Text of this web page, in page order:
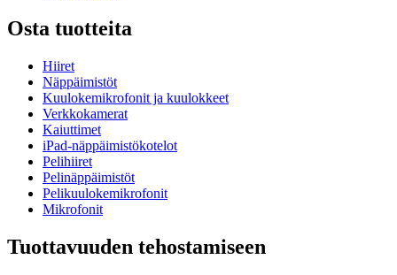
Osta tuotteita
Hiiret
Näppäimistöt
Kuulokemikrofonit ja kuulokkeet
Verkkokamerat
Kaiuttimet
iPad-näppäimistökotelot
Pelihiiret
Pelinäppäimistöt
Pelikuulokemikrofonit
Mikrofonit
Tuottavuuden tehostamiseen